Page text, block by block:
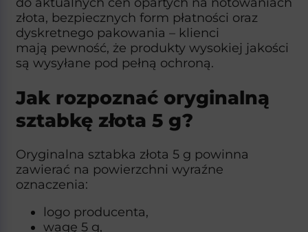
złota, bezpiecznych form płatności oraz
dyskretnego pakowania – klienci
mają pewność, że produkty wysokiej jakości
są wysyłane pod pełną ochroną.
Jak rozpoznać oryginalną
sztabkę złota 5 g?
Oryginalna sztabka złota 5 g powinna
zawierać na powierzchni wyraźne
oznaczenia:
logo producenta,
wagę 5 g,